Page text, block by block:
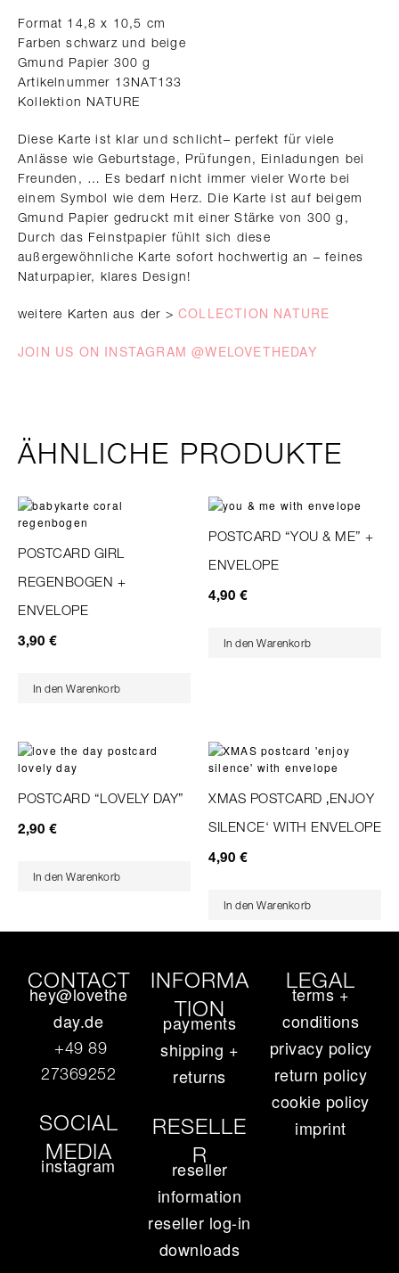
Format 14,8 x 10,5 cm
Farben schwarz und beige
Gmund Papier 300 g
Artikelnummer 13NAT133
Kollektion NATURE
Diese Karte ist klar und schlicht– perfekt für viele
Anlässe wie Geburtstage, Prüfungen, Einladungen bei
Freunden, … Es bedarf nicht immer vieler Worte bei
einem Symbol wie dem Herz. Die Karte ist auf beigem
Gmund Papier gedruckt mit einer Stärke von 300 g,
Durch das Feinstpapier fühlt sich diese
außergewöhnliche Karte sofort hochwertig an – feines
Naturpapier, klares Design!
weitere Karten aus der > COLLECTION NATURE
JOIN US ON INSTAGRAM @WELOVETHEDAY
ÄHNLICHE PRODUKTE
POSTCARD GIRL
REGENBOGEN +
ENVELOPE
3,90 €
In den Warenkorb
POSTCARD “YOU & ME” +
ENVELOPE
4,90 €
In den Warenkorb
POSTCARD “LOVELY DAY”
2,90 €
In den Warenkorb
XMAS POSTCARD ‚ENJOY
SILENCE‘ WITH ENVELOPE
4,90 €
In den Warenkorb
CONTACT
hey@lovethe
day.de
+49 89
27369252‬
SOCIAL
MEDIA
instagram
INFORMA
TION
payments
shipping +
returns
RESELLE
R
reseller
information
reseller log-in
downloads
LEGAL
terms +
conditions
privacy policy
return policy
cookie policy
imprint